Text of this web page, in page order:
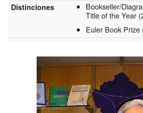
Distinciones
Bookseller/
Title of the Year
Euler Book Prize